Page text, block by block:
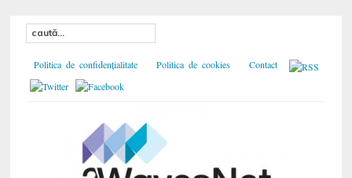
Politica de confidențialitate Politica de cookies Contact